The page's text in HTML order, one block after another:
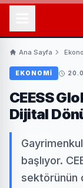
Ana Sayfa
EKONOMI
CEESS
Dijital
başlıyor.
sektörünün